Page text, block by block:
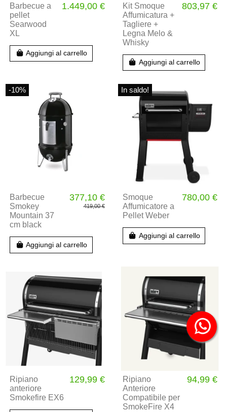
Barbecue a
pellet
Searwood
XL
1.449,00 €
Aggiungi al carrello
Kit Smoque
Affumicatura +
Tagliere +
Legna Melo &
Whisky
803,97 €
Aggiungi al carrello
-10%
Barbecue
Smokey
Mountain 37
cm black
377,10 €
419,00 €
Aggiungi al carrello
In saldo!
Smoque
Affumicatore a
Pellet Weber
780,00 €
Aggiungi al carrello
Ripiano
anteriore
Smokefire EX6
129,99 €
Ripiano
Anteriore
Compatibile per
SmokeFire X4
94,99 €